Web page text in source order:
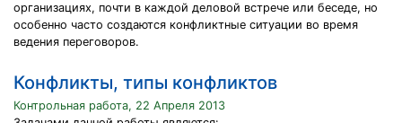
организациях, почти в каждой деловой встрече или беседе, но
особенно часто создаются конфликтные ситуации во время
ведения переговоров.
Конфликты, типы конфликтов
Контрольная работа, 22 Апреля 2013